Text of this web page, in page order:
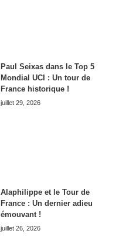
Paul Seixas dans le Top 5
Mondial UCI : Un tour de
France historique !
juillet 29, 2026
Alaphilippe et le Tour de
France : Un dernier adieu
émouvant !
juillet 26, 2026